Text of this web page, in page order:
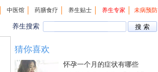
中医馆 药膳食疗 养生贴士 养生专家 未病预防
养生搜索
猜你喜欢
怀孕一个月的症状有哪些